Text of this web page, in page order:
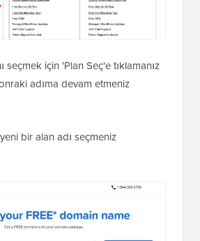
seçmek için 'Plan Seç'e tıklamanız
adıma devam etmeniz
bir alan adı seçmeniz